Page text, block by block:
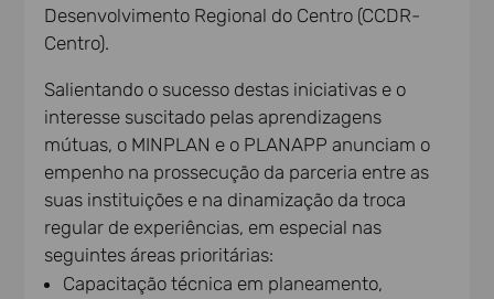
Desenvolvimento Regional do Centro (CCDR-
Centro).
Salientando o sucesso destas iniciativas e o
interesse suscitado pelas aprendizagens
mútuas, o MINPLAN e o PLANAPP anunciam o
empenho na prossecução da parceria entre as
suas instituições e na dinamização da troca
regular de experiências, em especial nas
seguintes áreas prioritárias:
Capacitação técnica em planeamento,